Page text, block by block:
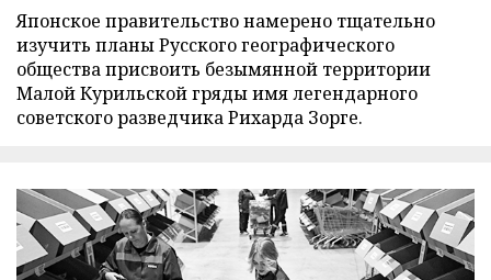
Японское правительство намерено тщательно
изучить планы Русского географического
общества присвоить безымянной территории
Малой Курильской гряды имя легендарного
советского разведчика Рихарда Зорге.